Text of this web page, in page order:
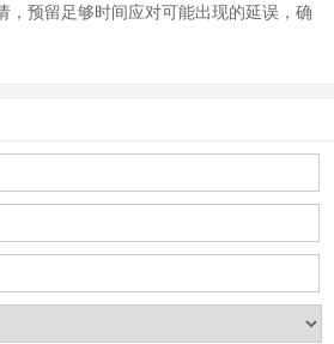
，预留足够时间应对可能出现的延误，确